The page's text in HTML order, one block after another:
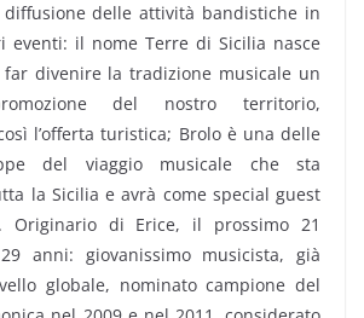
delle attività bandistiche in
eventi: il nome Terre di Sicilia nasce
divenire la tradizione musicale un
del nostro territorio,
l’offerta turistica; Brolo è una delle
del viaggio musicale che sta
la Sicilia e avrà come special guest
. Originario di Erice, il prossimo 21
anni: giovanissimo musicista, già
globale, nominato campione del